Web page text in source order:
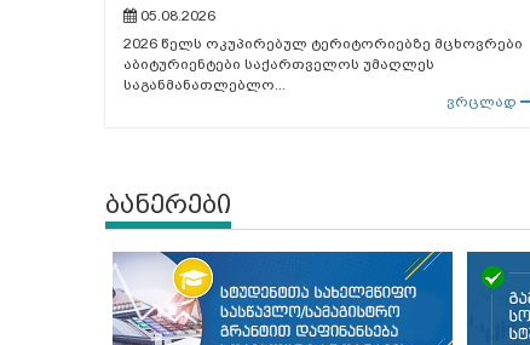
05.08.2026
2026 წელს ოკუპირებულ ტერიტორიებზე მცხოვრები
აბიტურიენტები საქართველოს უმაღლეს
საგანმანათლებლო...
ვრცლად
ბანერები